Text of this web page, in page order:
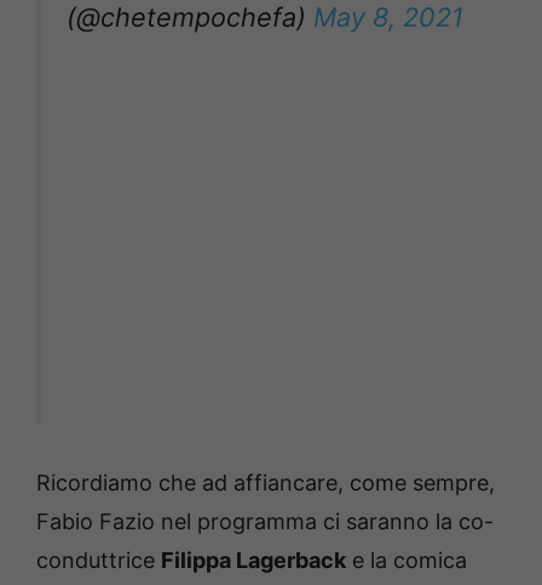
(@chetempochefa) May 8, 2021
Ricordiamo che ad affiancare, come sempre,
Fabio Fazio nel programma ci saranno la co-
conduttrice Filippa Lagerback e la comica